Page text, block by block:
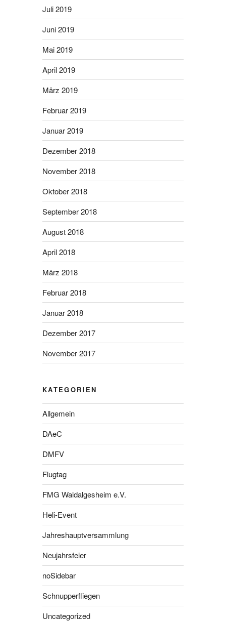
Juli 2019
Juni 2019
Mai 2019
April 2019
März 2019
Februar 2019
Januar 2019
Dezember 2018
November 2018
Oktober 2018
September 2018
August 2018
April 2018
März 2018
Februar 2018
Januar 2018
Dezember 2017
November 2017
KATEGORIEN
Allgemein
DAeC
DMFV
Flugtag
FMG Waldalgesheim e.V.
Heli-Event
Jahreshauptversammlung
Neujahrsfeier
noSidebar
Schnupperfliegen
Uncategorized